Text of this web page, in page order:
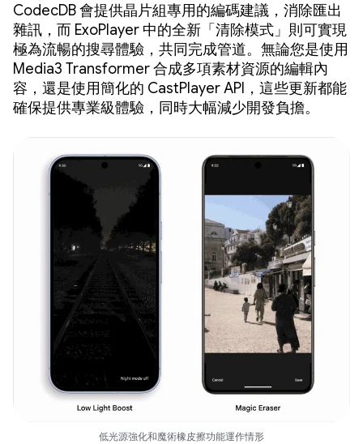
CodecDB 會提供晶片組專用的編碼建議，消除匯出
雜訊，而 ExoPlayer 中的全新「清除模式」則可實現
極為流暢的搜尋體驗，共同完成管道。無論您是使用
Media3 Transformer 合成多項素材資源的編輯內
容，還是使用簡化的 CastPlayer API，這些更新都能
確保提供專業級體驗，同時大幅減少開發負擔。
低光源強化和魔術橡皮擦功能運作情形